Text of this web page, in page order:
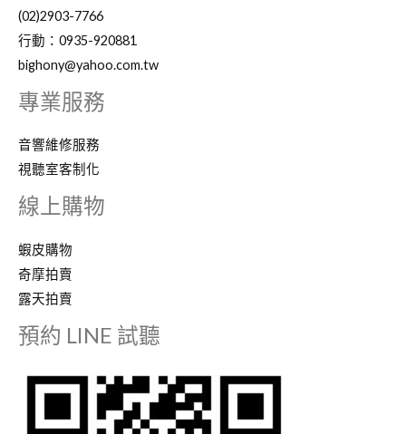
(02)2903-7766
行動：0935-920881
bighony@yahoo.com.tw
專業服務
音響維修服務
視聽室客制化
線上購物
蝦皮購物
奇摩拍賣
露天拍賣
預約 LINE 試聽